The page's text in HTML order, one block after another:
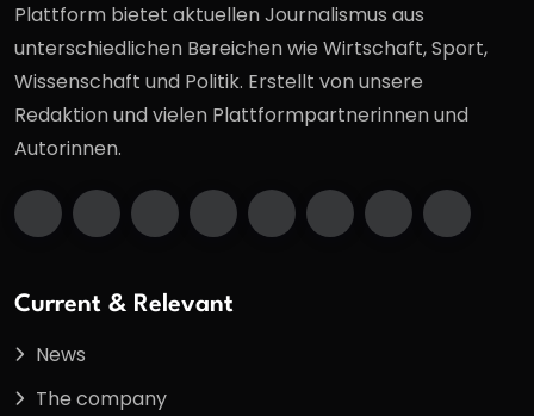
Plattform bietet aktuellen Journalismus aus
unterschiedlichen Bereichen wie Wirtschaft, Sport,
Wissenschaft und Politik. Erstellt von unsere
Redaktion und vielen Plattformpartnerinnen und
Autorinnen.
Current & Relevant
News
The company